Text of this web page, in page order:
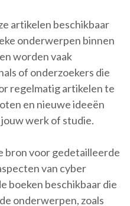
artikelen beschikbaar
onderwerpen binnen
worden vaak
of onderzoekers die
regelmatig artikelen te
en nieuwe ideeën
werk of studie.
bron voor gedetailleerde
van cyber
boeken beschikbaar die
onderwerpen, zoals